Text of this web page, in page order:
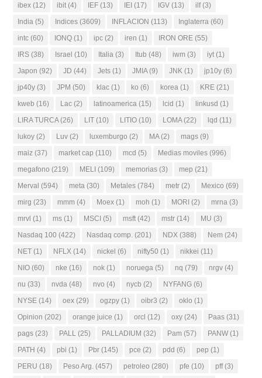
ibex (12) ibit (4) IEF (13) IEI (17) IGV (13) ilf(3)
India (5) Indices (3609) INFLACION (113) Inglaterra (60)
intc (60) IONQ (1) ipc (2) iren (1) IRON ORE (55)
IRS (38) Israel (10) Italia (3) Itub (48) iwm (3) iyt (1)
Japon (92) JD (44) Jets (1) JMIA(9) JNK (1) jp10y (6)
jp40y (3) JPM (50) klac (1) ko (6) korea (1) KRE (21)
kweb (16) Lac (2) latinoamerica (15) lcid (1) linkusd (1)
LIRA TURCA(26) LIT (10) LITIO (10) LOMA(22) lqd (11)
lukoy (2) Luv (2) luxemburgo (2) MA(2) mags (9)
maiz (37) market cap (110) mcd (5) Medias moviles (996)
megafono (219) MELI (109) memorias (3) mep (21)
Merval (594) meta (30) Metales (784) metr (2) Mexico (69)
mirg (23) mmm (4) Moex (1) moh (1) MORI (2) mrna (3)
mrvl (1) ms (1) MSCI (5) msft (42) mstr (14) MU (3)
Nasdaq 100 (422) Nasdaq comp. (201) NDX (388) Nem (24)
NET (1) NFLX (14) nickel (6) nifty50 (1) nikkei (11)
NIO (60) nke (16) nok (1) noruega (5) nq (79) nrgv (4)
nu (33) nvda (48) nvo (4) nycb (2) NYFANG (6)
NYSE (14) oex (29) ogzpy (1) oibr3 (2) oklo (1)
Opinion (202) orange juice (1) orcl (12) oxy (24) Paas (31)
pags (23) PALL (25) PALLADIUM (32) Pam (57) PANW (1)
PATH (4) pbi (1) Pbr (145) pce (2) pdd (6) pep (1)
PERU (18) Peso Arg. (457) petroleo (280) pfe (10) pff(3)